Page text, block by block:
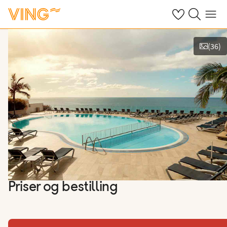
Se dine sparte
Søk påMeny
Se bilder og film
(36)
Priser og bestilling